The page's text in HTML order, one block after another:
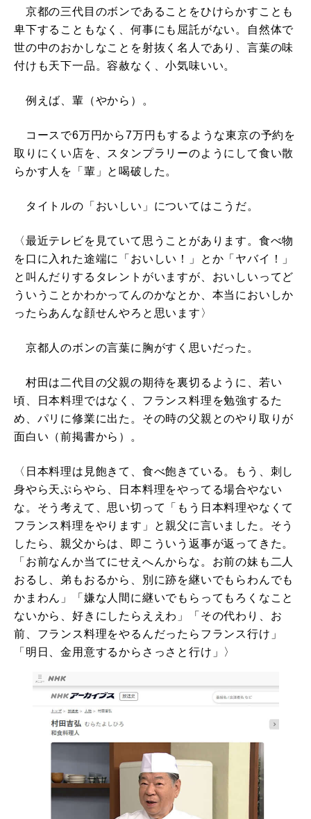
京都の三代目のボンであることをひけらかすことも
卑下することもなく、何事にも屈託がない。自然体で
世の中のおかしなことを射抜く名人であり、言葉の味
付けも天下一品。容赦なく、小気味いい。
例えば、輩（やから）。
コースで6万円から7万円もするような東京の予約を
取りにくい店を、スタンプラリーのようにして食い散
らかす人を「輩」と喝破した。
タイトルの「おいしい」についてはこうだ。
〈最近テレビを見ていて思うことがあります。食べ物
を口に入れた途端に「おいしい！」とか「ヤバイ！」
と叫んだりするタレントがいますが、おいしいってど
ういうことかわかってんのかなとか、本当においしか
ったらあんな顔せんやろと思います〉
京都人のボンの言葉に胸がすく思いだった。
村田は二代目の父親の期待を裏切るように、若い
頃、日本料理ではなく、フランス料理を勉強するた
め、パリに修業に出た。その時の父親とのやり取りが
面白い（前掲書から）。
〈日本料理は見飽きて、食べ飽きている。もう、刺し
身やら天ぷらやら、日本料理をやってる場合やない
な。そう考えて、思い切って「もう日本料理やなくて
フランス料理をやります」と親父に言いました。そう
したら、親父からは、即こういう返事が返ってきた。
「お前なんか当てにせえへんからな。お前の妹も二人
おるし、弟もおるから、別に跡を継いでもらわんでも
かまわん」「嫌な人間に継いでもらってもろくなこと
ないから、好きにしたらええわ」「その代わり、お
前、フランス料理をやるんだったらフランス行け」
「明日、金用意するからさっさと行け」〉